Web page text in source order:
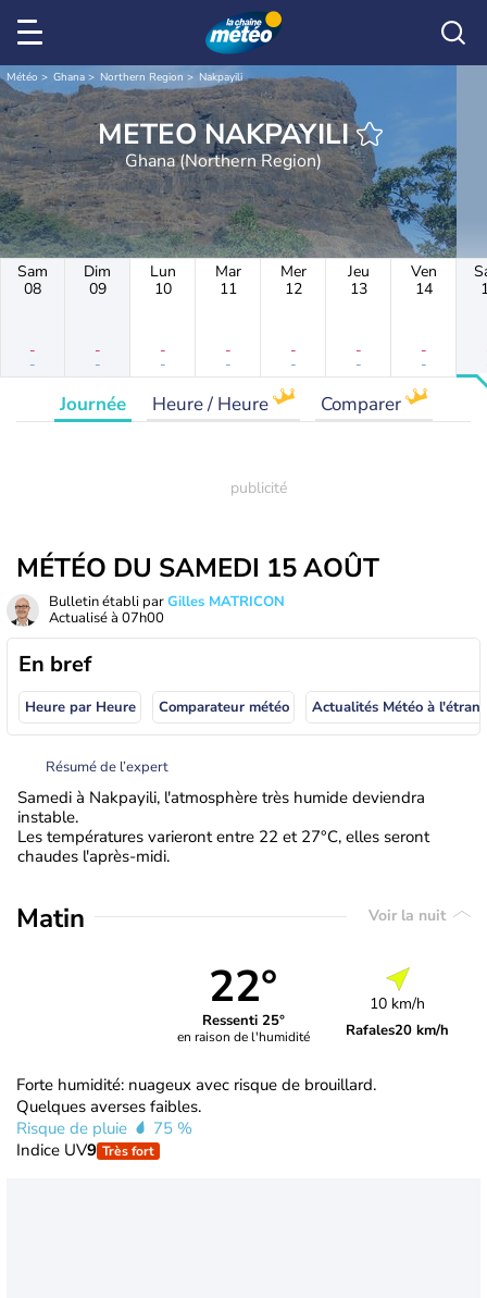
Météo Ghana Northern Region Nakpayili
METEO NAKPAYILI
Ghana (Northern Region)
Sam
08
-
-
Dim
09
-
-
Lun
10
-
-
Mar
11
-
-
Mer
12
-
-
Jeu
13
-
-
Ven
14
-
-
Journée Heure / Heure Comparer
MÉTÉO DU SAMEDI 15 AOÛT
Bulletin établi parGilles MATRICON
Actualisé à 07h00
En bref
Heure par Heure Comparateur météo
Résumé de l’expert
Samedi à Nakpayili, l'atmosphère très humide deviendra
instable.
Les températures varieront entre 22 et 27°C, elles seront
chaudes l'après-midi.
Matin Voir la nuit
22°
Ressenti 25°
en raison de l'humidité
10 km/h
Rafales20 km/h
Forte humidité: nuageux avec risque de brouillard.
Quelques averses faibles.
Risque de pluie
75 %
Indice UV9 Très fort